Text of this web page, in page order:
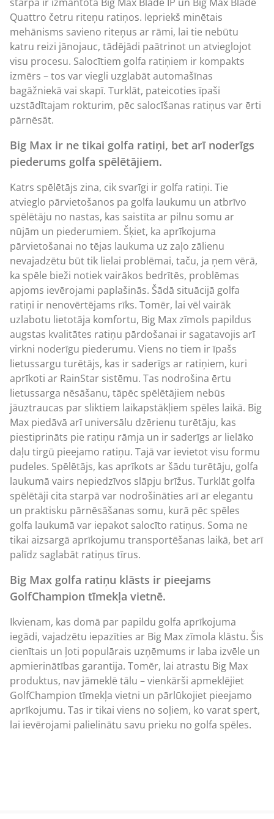
Quattro četru riteņu ratiņos. Iepriekš minētais
mehānisms savieno riteņus ar rāmi, lai tie nebūtu
katru reizi jānojauc, tādējādi paātrinot un atvieglojot
visu procesu. Salocītiem golfa ratiņiem ir kompakts
izmērs – tos var viegli uzglabāt automašīnas
bagāžniekā vai skapī. Turklāt, pateicoties īpaši
uzstādītajam rokturim, pēc salocīšanas ratiņus var ērti
pārnēsāt.
Big Max ir ne tikai golfa ratiņi, bet arī noderīgs
piederums golfa spēlētājiem.
Katrs spēlētājs zina, cik svarīgi ir golfa ratiņi. Tie
atvieglo pārvietošanos pa golfa laukumu un atbrīvo
spēlētāju no nastas, kas saistīta ar pilnu somu ar
nūjām un piederumiem. Šķiet, ka aprīkojuma
pārvietošanai no tējas laukuma uz zaļo zālienu
nevajadzētu būt tik lielai problēmai, taču, ja ņem vērā,
ka spēle bieži notiek vairākos bedrītēs, problēmas
apjoms ievērojami paplašinās. Šādā situācijā golfa
ratiņi ir nenovērtējams rīks. Tomēr, lai vēl vairāk
uzlabotu lietotāja komfortu, Big Max zīmols papildus
augstas kvalitātes ratiņu pārdošanai ir sagatavojis arī
virkni noderīgu piederumu. Viens no tiem ir īpašs
lietussargu turētājs, kas ir saderīgs ar ratiņiem, kuri
aprīkoti ar RainStar sistēmu. Tas nodrošina ērtu
lietussarga nēsāšanu, tāpēc spēlētājiem nebūs
jāuztraucas par sliktiem laikapstākļiem spēles laikā. Big
Max piedāvā arī universālu dzērienu turētāju, kas
piestiprināts pie ratiņu rāmja un ir saderīgs ar lielāko
daļu tirgū pieejamo ratiņu. Tajā var ievietot visu formu
pudeles. Spēlētājs, kas aprīkots ar šādu turētāju, golfa
laukumā vairs nepiedzīvos slāpju brīžus. Turklāt golfa
spēlētāji cita starpā var nodrošināties arī ar elegantu
un praktisku pārnēsāšanas somu, kurā pēc spēles
golfa laukumā var iepakot salocīto ratiņus. Soma ne
tikai aizsargā aprīkojumu transportēšanas laikā, bet arī
palīdz saglabāt ratiņus tīrus.
Big Max golfa ratiņu klāsts ir pieejams
GolfChampion tīmekļa vietnē.
Ikvienam, kas domā par papildu golfa aprīkojuma
iegādi, vajadzētu iepazīties ar Big Max zīmola klāstu. Šis
cienītais un ļoti populārais uzņēmums ir laba izvēle un
apmierinātības garantija. Tomēr, lai atrastu Big Max
produktus, nav jāmeklē tālu – vienkārši apmeklējiet
GolfChampion tīmekļa vietni un pārlūkojiet pieejamo
aprīkojumu. Tas ir tikai viens no soļiem, ko varat spert,
lai ievērojami palielinātu savu prieku no golfa spēles.